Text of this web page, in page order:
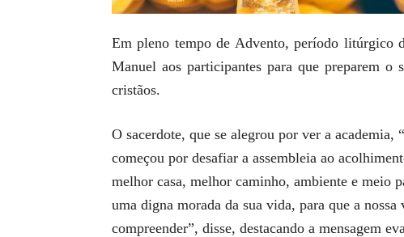
Em pleno tempo de Advento, período litúrgico
Manuel aos participantes para que preparem o
cristãos.
O sacerdote, que se alegrou por ver a academia,
começou por desafiar a assembleia ao
melhor casa, melhor caminho, ambiente e meio
uma digna morada da sua vida, para que a
compreender”, disse, destacando a mensagem